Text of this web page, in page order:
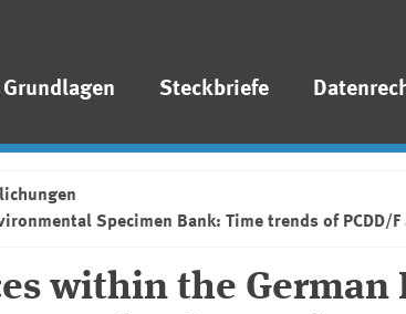
Grundlagen Steckbriefe
Specimen Bank: Time trends of PCDD/
within the German